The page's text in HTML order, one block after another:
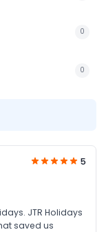
0
0
5
JTR Holidays
saved us